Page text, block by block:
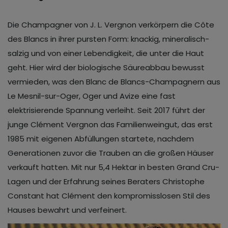
Die Champagner von J. L. Vergnon verkörpern die Côte
des Blancs in ihrer pursten Form: knackig, mineralisch-
salzig und von einer Lebendigkeit, die unter die Haut
geht. Hier wird der biologische Säureabbau bewusst
vermieden, was den Blanc de Blancs-Champagnern aus
Le Mesnil-sur-Oger, Oger und Avize eine fast
elektrisierende Spannung verleiht. Seit 2017 führt der
junge Clément Vergnon das Familienweingut, das erst
1985 mit eigenen Abfüllungen startete, nachdem
Generationen zuvor die Trauben an die großen Häuser
verkauft hatten. Mit nur 5,4 Hektar in besten Grand Cru-
Lagen und der Erfahrung seines Beraters Christophe
Constant hat Clément den kompromisslosen Stil des
Hauses bewahrt und verfeinert.